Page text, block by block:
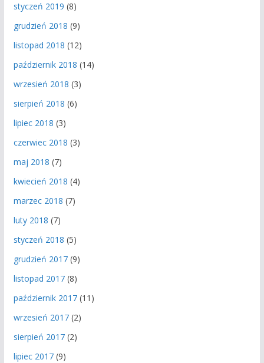
styczeń 2019 (8)
grudzień 2018 (9)
listopad 2018 (12)
październik 2018 (14)
wrzesień 2018 (3)
sierpień 2018 (6)
lipiec 2018 (3)
czerwiec 2018 (3)
maj 2018 (7)
kwiecień 2018 (4)
marzec 2018 (7)
luty 2018 (7)
styczeń 2018 (5)
grudzień 2017(9)
listopad 2017(8)
październik 2017(11)
wrzesień 2017(2)
sierpień 2017(2)
lipiec 2017(9)